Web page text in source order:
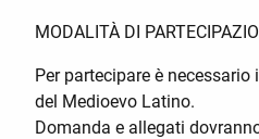
MODALITÀ DI
Per partecipare è
del Medioevo Latino.
Domanda e allegati